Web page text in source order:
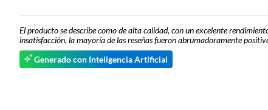
El producto se describe como de alta calidad, con un excelente
insatisfacción, la mayoría de las reseñas fueron abrumadoramente
Generado con Inteligencia Artificial